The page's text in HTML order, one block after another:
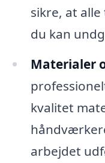
sikre, at
du kan
Materialer
kvalitet
arbejdet